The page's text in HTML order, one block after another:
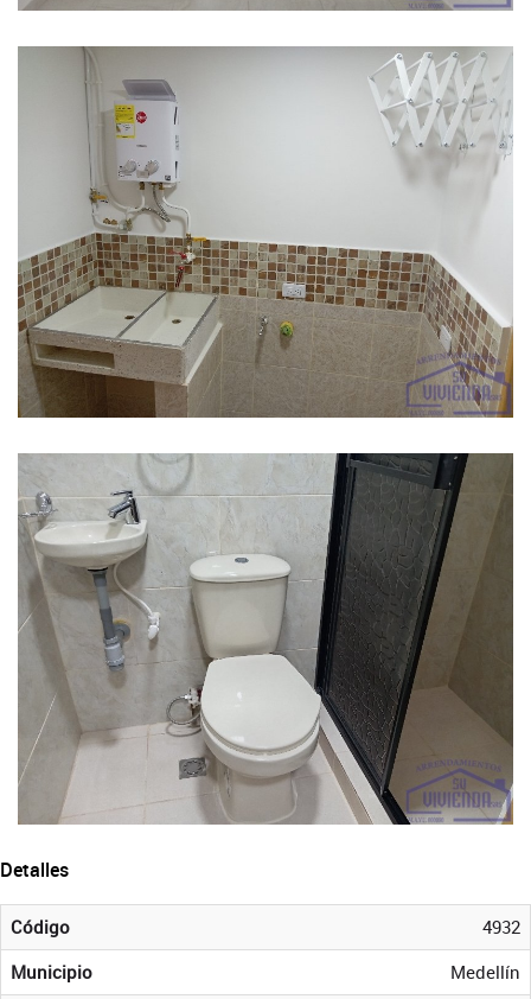
Detalles
Código
4932
Municipio
Medellín